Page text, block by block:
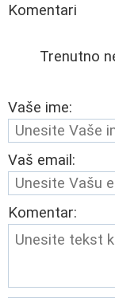
Komentari
Trenutno
Vaše ime:
Vaš email:
Komentar: